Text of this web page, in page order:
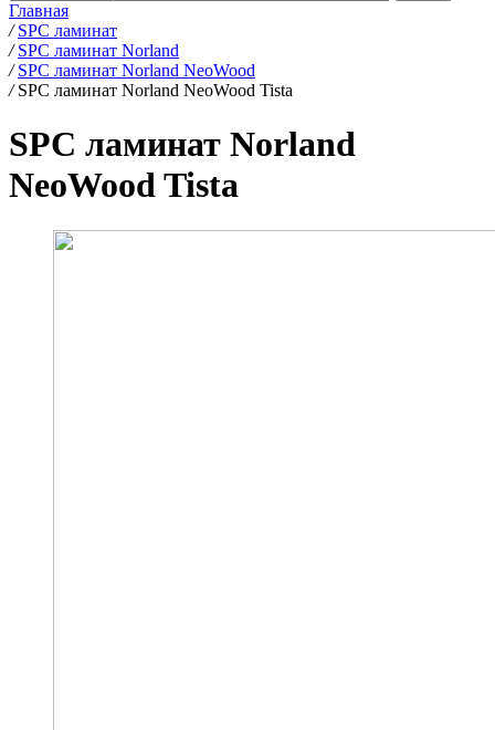
Главная
/ SPC ламинат
/ SPC ламинат Norland
/ SPC ламинат Norland NeoWood
/ SPC ламинат Norland NeoWood Tista
SPC ламинат Norland
NeoWood Tista